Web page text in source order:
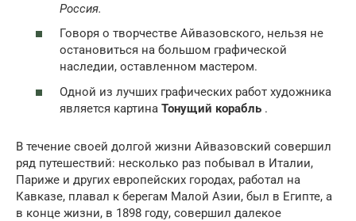
Россия.
Говоря о творчестве Айвазовского, нельзя не
остановиться на большом графической
наследии, оставленном мастером.
Одной из лучших графических работ художника
является картина Тонущий корабль .
В течение своей долгой жизни Айвазовский совершил
ряд путешествий: несколько раз побывал в Италии,
Париже и других европейских городах, работал на
Кавказе, плавал к берегам Малой Азии, был в Египте, а
в конце жизни, в 1898 году, совершил далекое